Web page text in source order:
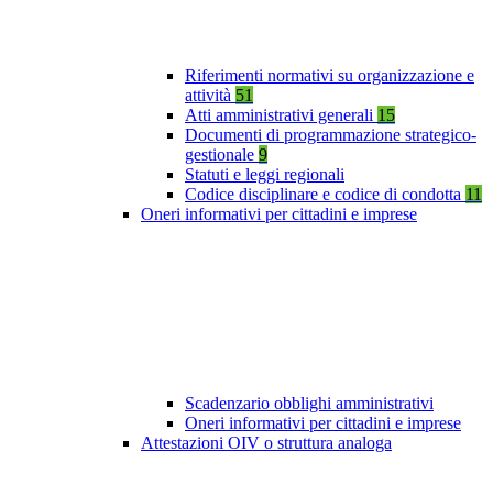
Riferimenti normativi su organizzazione e
attività 51
Atti amministrativi generali 15
Documenti di programmazione strategico-
gestionale 9
Statuti e leggi regionali
Codice disciplinare e codice di condotta 11
Oneri informativi per cittadini e imprese
Scadenzario obblighi amministrativi
Oneri informativi per cittadini e imprese
Attestazioni OIV o struttura analoga